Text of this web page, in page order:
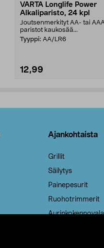
VARTA Longlife Power
Alkaliparisto, 24 kpl
Joutsenmerkityt AA- tai
paristot kaukosää...
Tyyppi: AA/LR6
12,99
Ajankohtaista
Grillit
Säilytys
Painepesurit
Ruohotrimmerit